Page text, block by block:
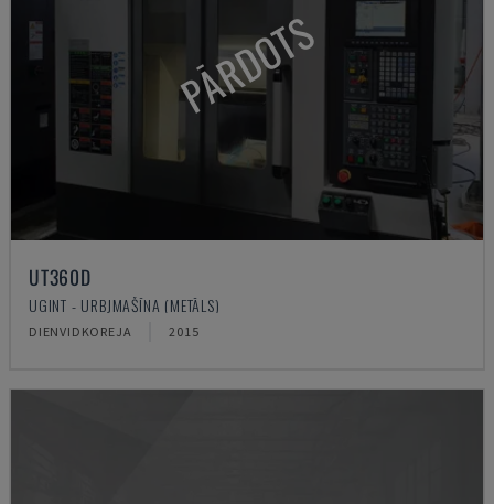
PĀRDOTS
UT360D
UGINT - URBJMAŠĪNA (METĀLS)
DIENVIDKOREJA 2015